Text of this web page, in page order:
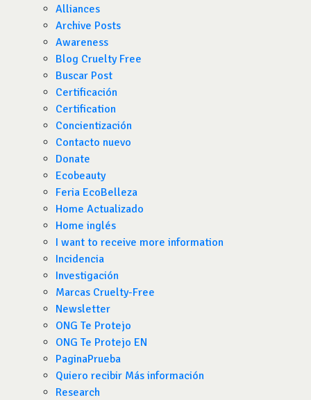
Alliances
Archive Posts
Awareness
Blog Cruelty Free
Buscar Post
Certificación
Certification
Concientización
Contacto nuevo
Donate
Ecobeauty
Feria EcoBelleza
Home Actualizado
Home inglés
I want to receive more information
Incidencia
Investigación
Marcas Cruelty-Free
Newsletter
ONG Te Protejo
ONG Te Protejo EN
PaginaPrueba
Quiero recibir Más información
Research